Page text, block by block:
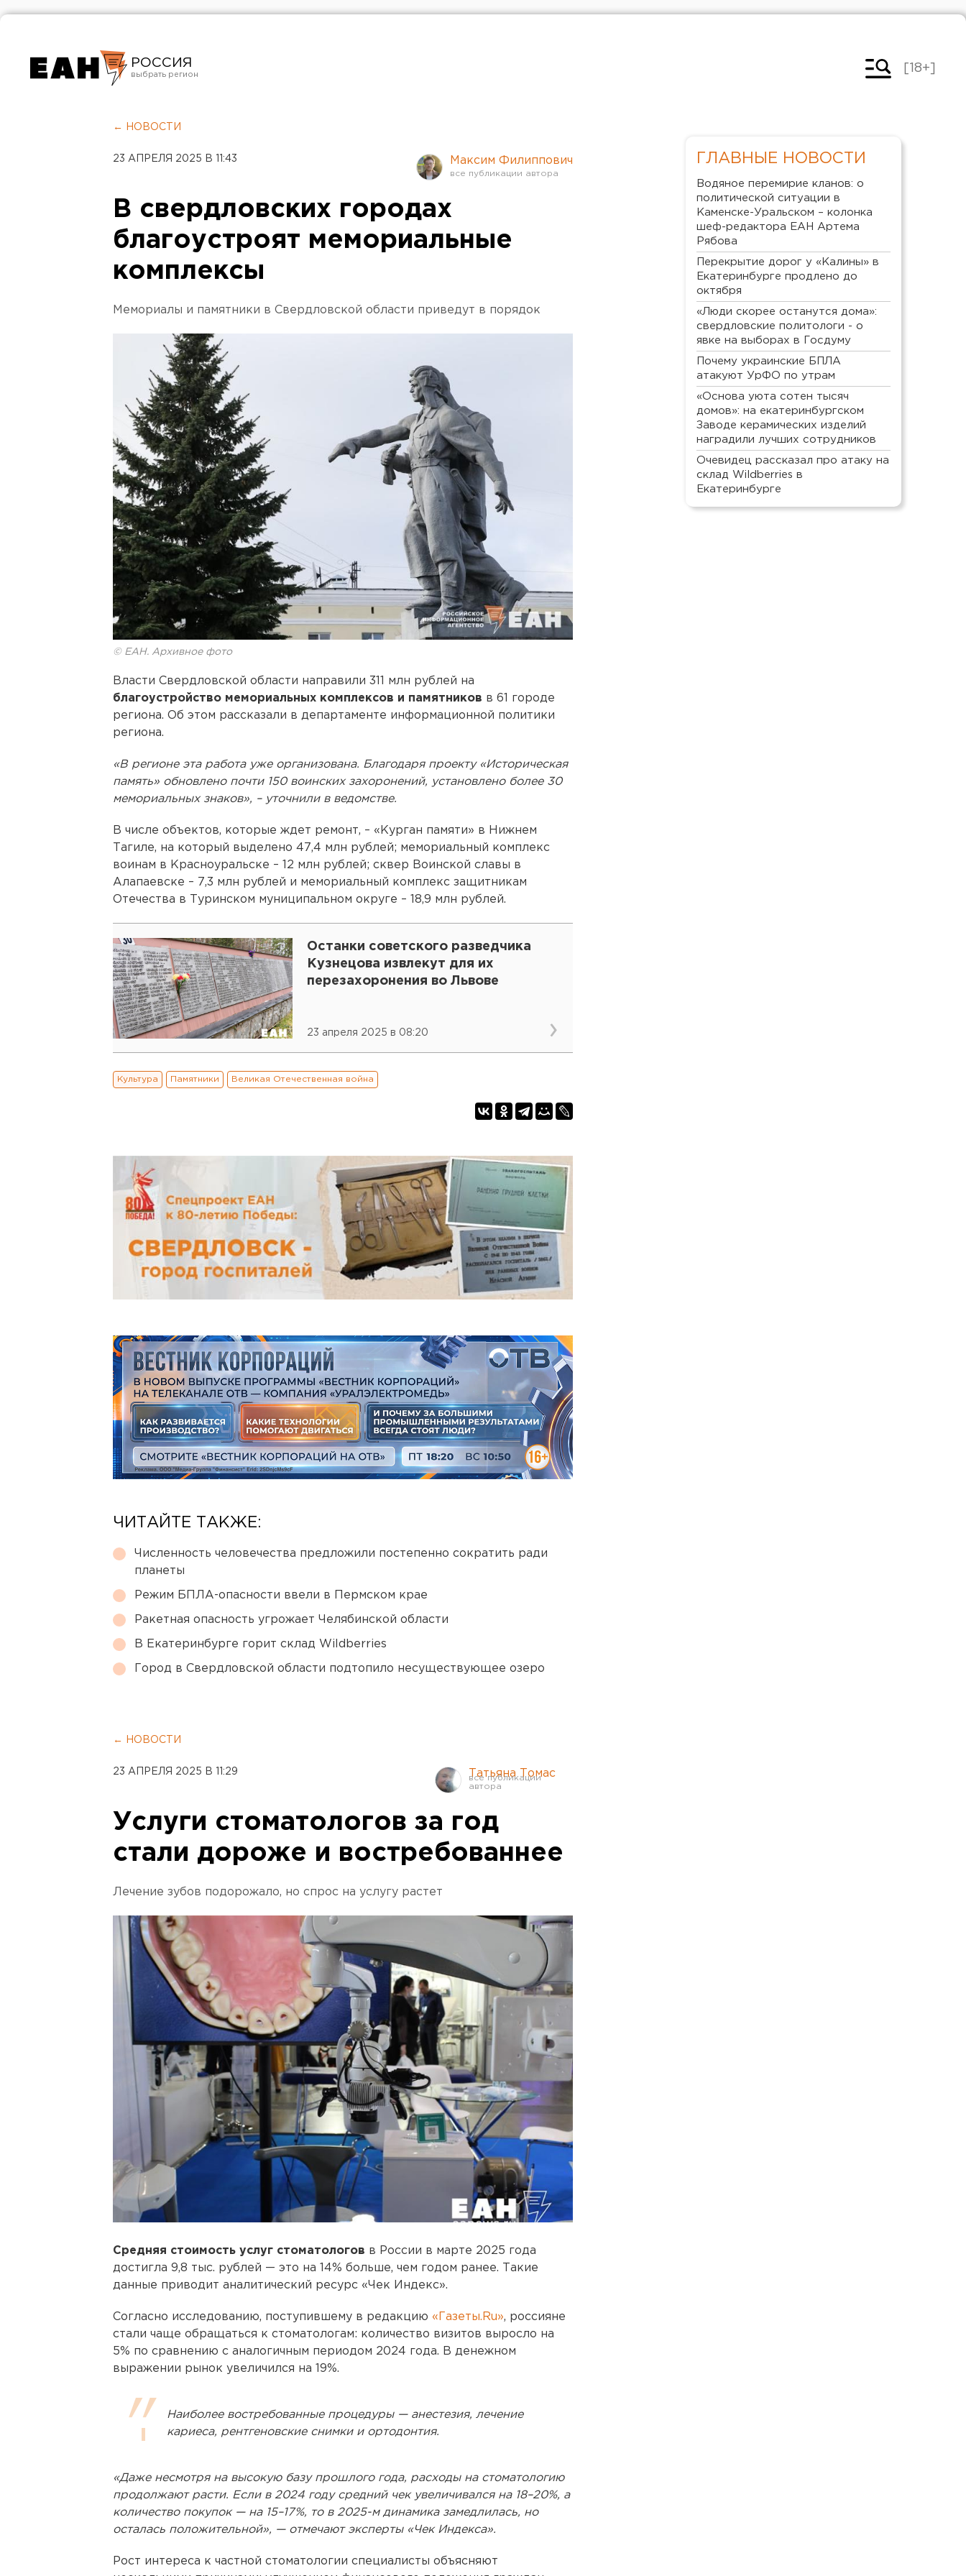
РОССИЯ
Челябинск
[18+]
← НОВОСТИ
23 АПРЕЛЯ 2025 В 11:43 Максим Филиппович
В свердловских городах
благоустроят мемориальные
комплексы
Мемориалы и памятники в Свердловской области приведут в порядок
© ЕАН. Архивное фото
Власти Свердловской области направили 311 млн рублей на
благоустройство мемориальных комплексов и памятников в 61 городе
региона. Об этом рассказали в департаменте информационной политики
региона.
«В регионе эта работа уже организована. Благодаря проекту «Историческая
память» обновлено почти 150 воинских захоронений, установлено более 30
мемориальных знаков», – уточнили в ведомстве.
В числе объектов, которые ждет ремонт, – «Курган памяти» в Нижнем
Тагиле, на который выделено 47,4 млн рублей; мемориальный комплекс
воинам в Красноуральске – 12 млн рублей; сквер Воинской славы в
Алапаевске – 7,3 млн рублей и мемориальный комплекс защитникам
Отечества в Туринском муниципальном округе – 18,9 млн рублей.
Останки советского разведчика
Кузнецова извлекут для их
перезахоронения во Львове
23 апреля 2025 в 08:20
Культура Памятники Великая Отечественная война
ЧИТАЙТЕ ТАКЖЕ:
Численность человечества предложили постепенно сократить ради
планеты
Режим БПЛА-опасности ввели в Пермском крае
Ракетная опасность угрожает Челябинской области
В Екатеринбурге горит склад Wildberries
Город в Свердловской области подтопило несуществующее озеро
← НОВОСТИ
23 АПРЕЛЯ 2025 В 11:29 Татьяна Томас
Услуги стоматологов за год
стали дороже и востребованнее
Лечение зубов подорожало, но спрос на услугу растет
Средняя стоимость услуг стоматологов в России в марте 2025 года
достигла 9,8 тыс. рублей — это на 14% больше, чем годом ранее. Такие
данные приводит аналитический ресурс «Чек Индекс».
Согласно исследованию, поступившему в редакцию «Газеты.Ru», россияне
стали чаще обращаться к стоматологам: количество визитов выросло на
5% по сравнению с аналогичным периодом 2024 года. В денежном
выражении рынок увеличился на 19%.
Наиболее востребованные процедуры — анестезия, лечение
кариеса, рентгеновские снимки и ортодонтия.
«Даже несмотря на высокую базу прошлого года, расходы на стоматологию
продолжают расти. Если в 2024 году средний чек увеличивался на 18–20%, а
количество покупок — на 15–17%, то в 2025-м динамика замедлилась, но
осталась положительной», — отмечают эксперты «Чек Индекса».
Рост интереса к частной стоматологии специалисты объясняют
ГЛАВНЫЕ НОВОСТИ
Водяное перемирие кланов: о
политической ситуации в
Каменске-Уральском – колонка
шеф-редактора ЕАН Артема
Рябова
Перекрытие дорог у «Калины» в
Екатеринбурге продлено до
октября
«Люди скорее останутся дома»:
свердловские политологи - о
явке на выборах в Госдуму
Почему украинские БПЛА
атакуют УрФО по утрам
«Основа уюта сотен тысяч
домов»: на екатеринбургском
Заводе керамических изделий
наградили лучших сотрудников
Очевидец рассказал про атаку на
склад Wildberries в
Екатеринбурге